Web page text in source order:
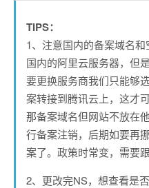
TIPS：
1、注意国内的备案域名
国内的阿里云服务器，但
要更换服务商我们只能够
案转接到腾讯云上，这才
那备案域名但网站不放在
行备案注销，后期如要再
案了。政策时常变，需要
2、更改完NS，想查看是